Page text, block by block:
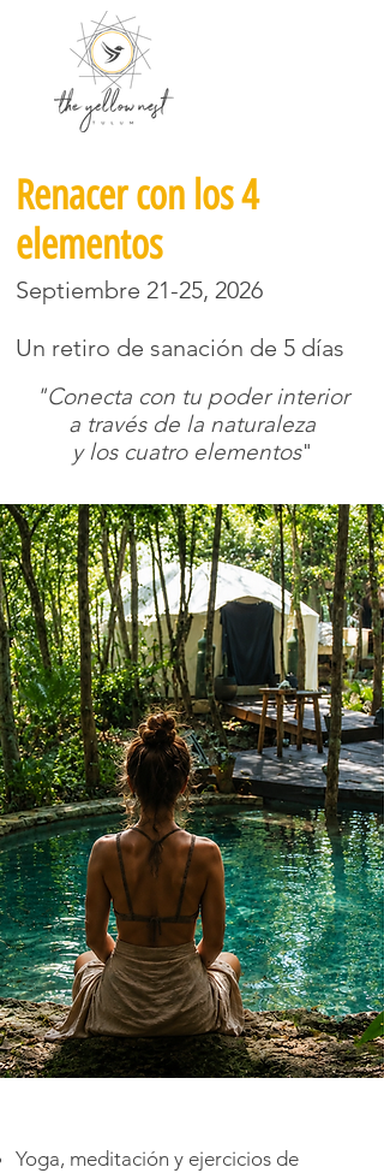
Renacer con los 4
elementos
Septiembre 21-25, 2026
Un retiro de sanación de 5 días
"Conecta con tu poder interior
a través de la naturaleza
y los cuatro elementos"
Yoga, meditación y ejercicios de